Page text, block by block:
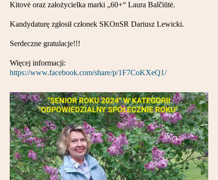
Kitovė oraz założycielka marki „60+“ Laura Balčiūtė.
Kandydaturę zgłosił członek SKOnSR Dariusz Lewicki.
Serdeczne gratulacje!!!
Więcej informacji:
https://www.facebook.com/share/p/1F7CoKXeQ1/